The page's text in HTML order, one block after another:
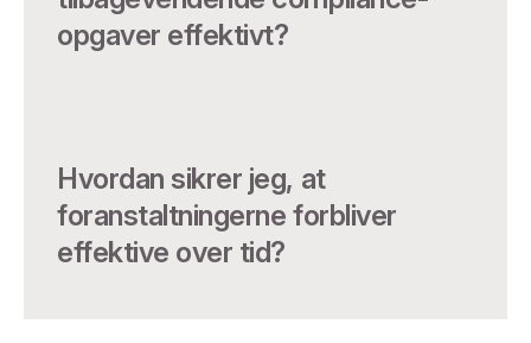
opgaver effektivt?
Hvordan sikrer jeg, at
foranstaltningerne forbliver
effektive over tid?